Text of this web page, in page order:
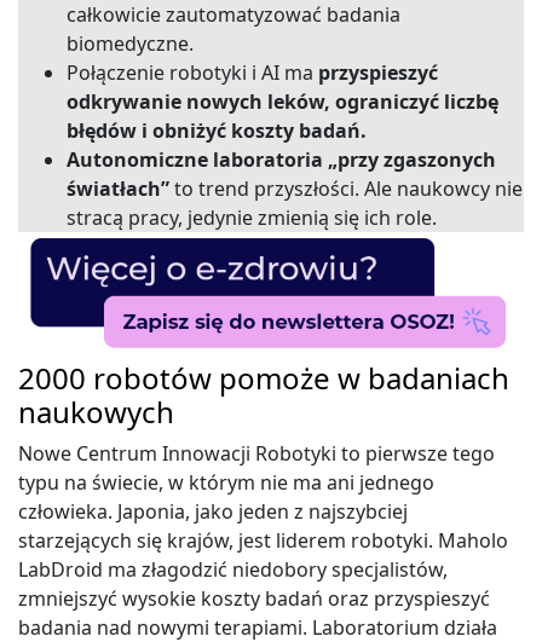
całkowicie zautomatyzować badania
biomedyczne.
Połączenie robotyki i AI ma przyspieszyć
odkrywanie nowych leków, ograniczyć liczbę
błędów i obniżyć koszty badań.
Autonomiczne laboratoria „przy zgaszonych
światłach”to trend przyszłości. Ale naukowcy nie
stracą pracy, jedynie zmienią się ich role.
2000 robotów pomoże w badaniach
naukowych
Nowe Centrum Innowacji Robotyki to pierwsze tego
typu na świecie, w którym nie ma ani jednego
człowieka. Japonia, jako jeden z najszybciej
starzejących się krajów, jest liderem robotyki. Maholo
LabDroid ma złagodzić niedobory specjalistów,
zmniejszyć wysokie koszty badań oraz przyspieszyć
badania nad nowymi terapiami. Laboratorium działa